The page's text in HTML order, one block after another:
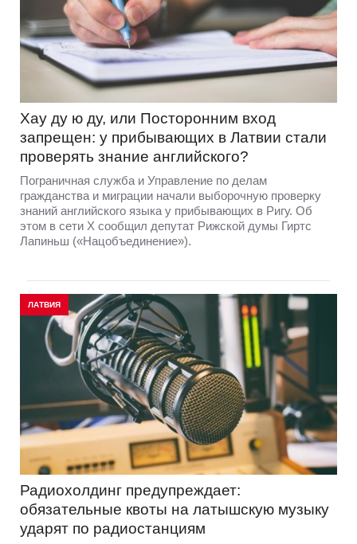
Хау ду ю ду, или Посторонним вход
запрещен: у прибывающих в Латвии стали
проверять знание английского?
Пограничная служба и Управление по делам
гражданства и миграции начали выборочную проверку
знаний английского языка у прибывающих в Ригу. Об
этом в сети Х сообщил депутат Рижской думы Гиртс
Лапиньш («Нацобъединение»).
ЛАТВИЯ
Радиохолдинг предупреждает:
обязательные квоты на латышскую музыку
ударят по радиостанциям